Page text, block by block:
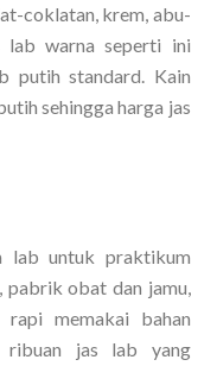
coklatan, krem, abu-
lab warna seperti ini
putih standard. Kain
sehingga harga jas
lab untuk praktikum
pabrik obat dan jamu,
rapi memakai bahan
ribuan jas lab yang